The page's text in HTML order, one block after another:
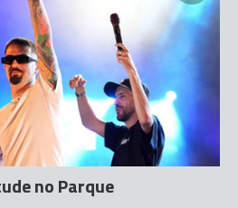
no Parque